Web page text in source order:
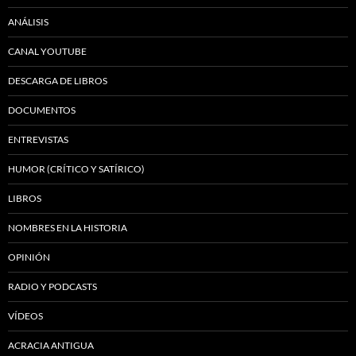
ANÁLISIS
CANAL YOUTUBE
DESCARGA DE LIBROS
DOCUMENTOS
ENTREVISTAS
HUMOR (CRÍTICO Y SATÍRICO)
LIBROS
NOMBRES EN LA HISTORIA
OPINIÓN
RADIO Y PODCASTS
VÍDEOS
ACRACIA ANTIGUA